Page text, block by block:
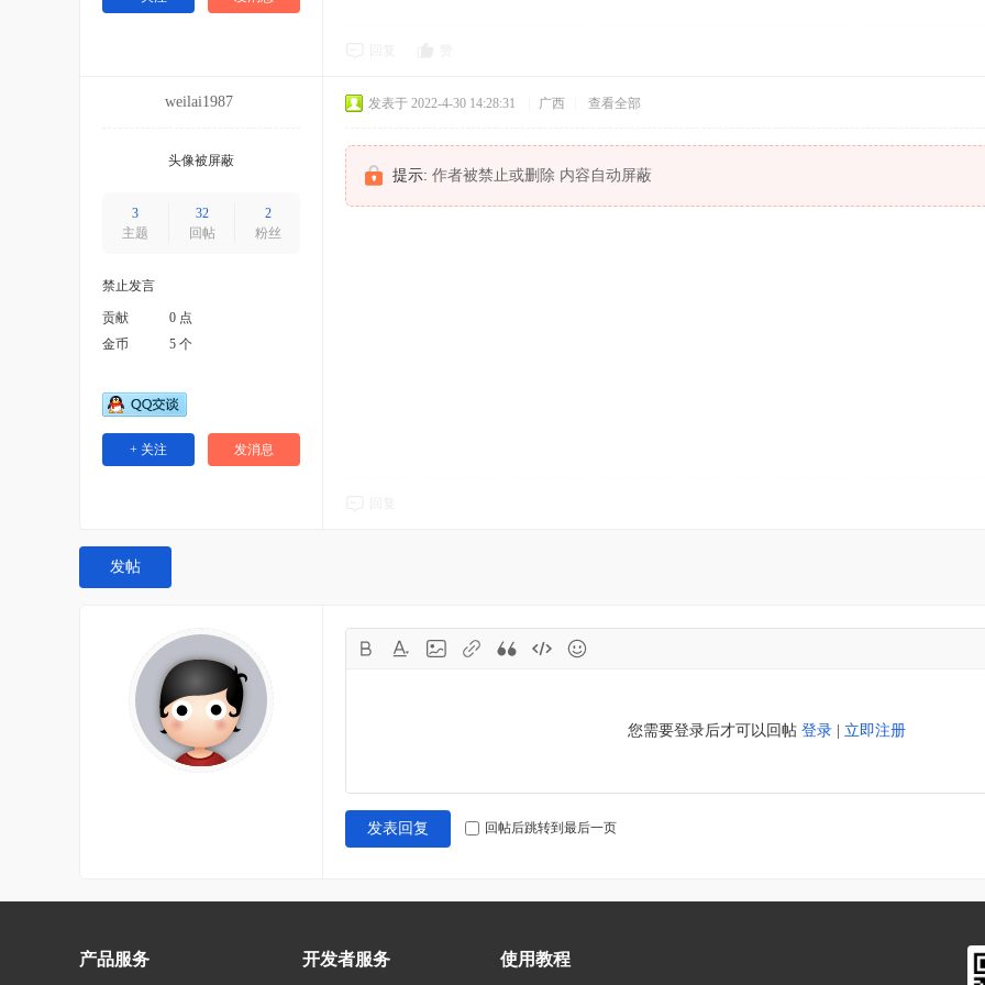
weilai1987
头像被屏蔽
3
主题
32
回帖
2
粉丝
禁止发言
贡献
0 点
金币
5 个
+ 关注 发消息
发表于 2022-4-30 14:28:31 广西 查看全部
提示: 作者被禁止或删除 内容自动屏蔽
发帖
您需要登录后才可以回帖 登录 立即注册
发表回复 回帖后跳转到最后一页
产品服务 开发者服务 使用教程